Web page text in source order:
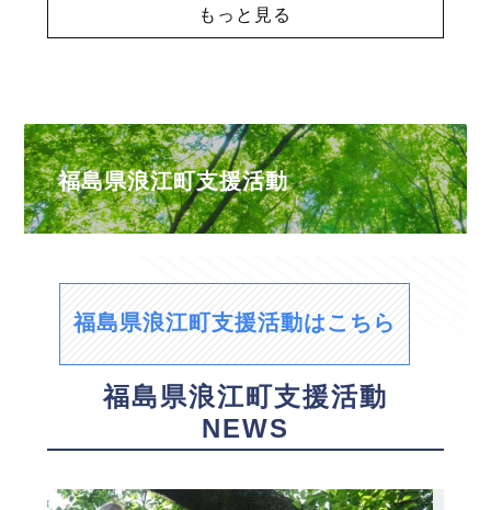
もっと見る
福島県浪江町支援活動
福島県浪江町支援活動はこちら
福島県浪江町支援活動
NEWS